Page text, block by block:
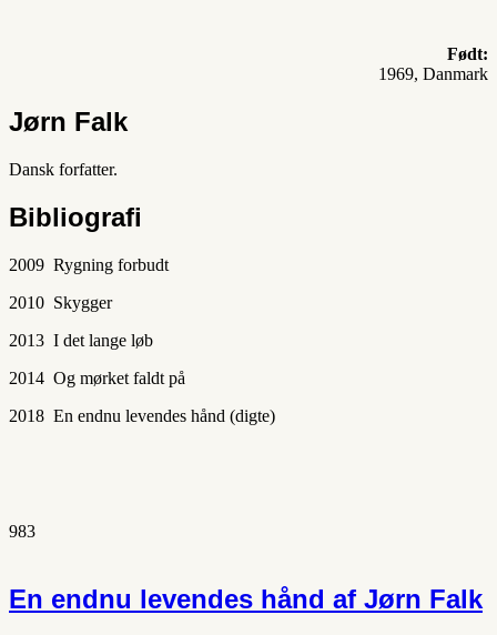
Født:
1969, Danmark
Jørn Falk
Dansk forfatter.
Bibliografi
2009 Rygning forbudt
2010 Skygger
2013 I det lange løb
2014 Og mørket faldt på
2018 En endnu levendes hånd (digte)
983
En endnu levendes hånd af Jørn Falk